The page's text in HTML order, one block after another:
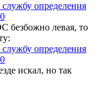
определения
безбожно левая, то
определения
искал, но так